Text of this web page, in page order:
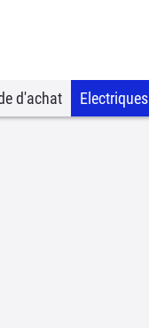
d'achat Electriques